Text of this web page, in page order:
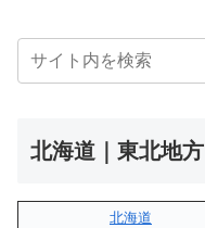
北海道｜東北地方
北海道